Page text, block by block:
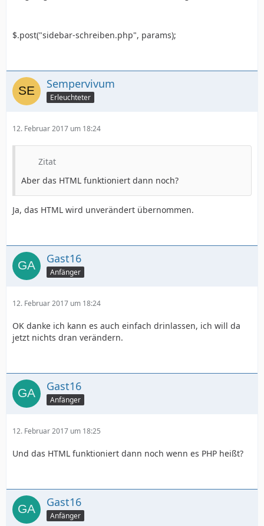
$.post("sidebar-schreiben.php", params);
Sempervivum
Erleuchteter
12. Februar 2017 um 18:24
Zitat
Aber das HTML funktioniert dann noch?
Ja, das HTML wird unverändert übernommen.
Gast16
Anfänger
12. Februar 2017 um 18:24
OK danke ich kann es auch einfach drinlassen, ich will da
jetzt nichts dran verändern.
Gast16
Anfänger
12. Februar 2017 um 18:25
Und das HTML funktioniert dann noch wenn es PHP heißt?
Gast16
Anfänger